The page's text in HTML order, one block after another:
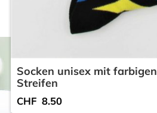
Socken unisex mit farbigen
Streifen
CHF 8.50